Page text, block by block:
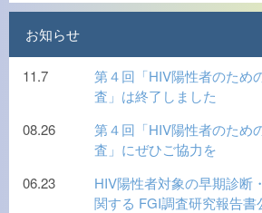
お知らせ
11.7
第４回「HIV陽性者のため
査」は終了しました
08.26
第４回「HIV陽性者のため
査」にぜひご協力を
06.23
HIV陽性者対象の早期診断
関する FGI調査研究報告書